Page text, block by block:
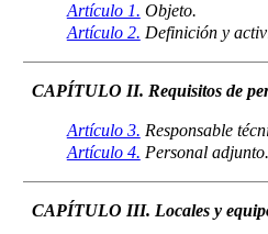
Artículo 1. Objeto.
Artículo 2. Definición y
CAPÍTULO II. Requisitos de
Artículo 3. Responsable
Artículo 4. Personal adjunto.
CAPÍTULO III. Locales y